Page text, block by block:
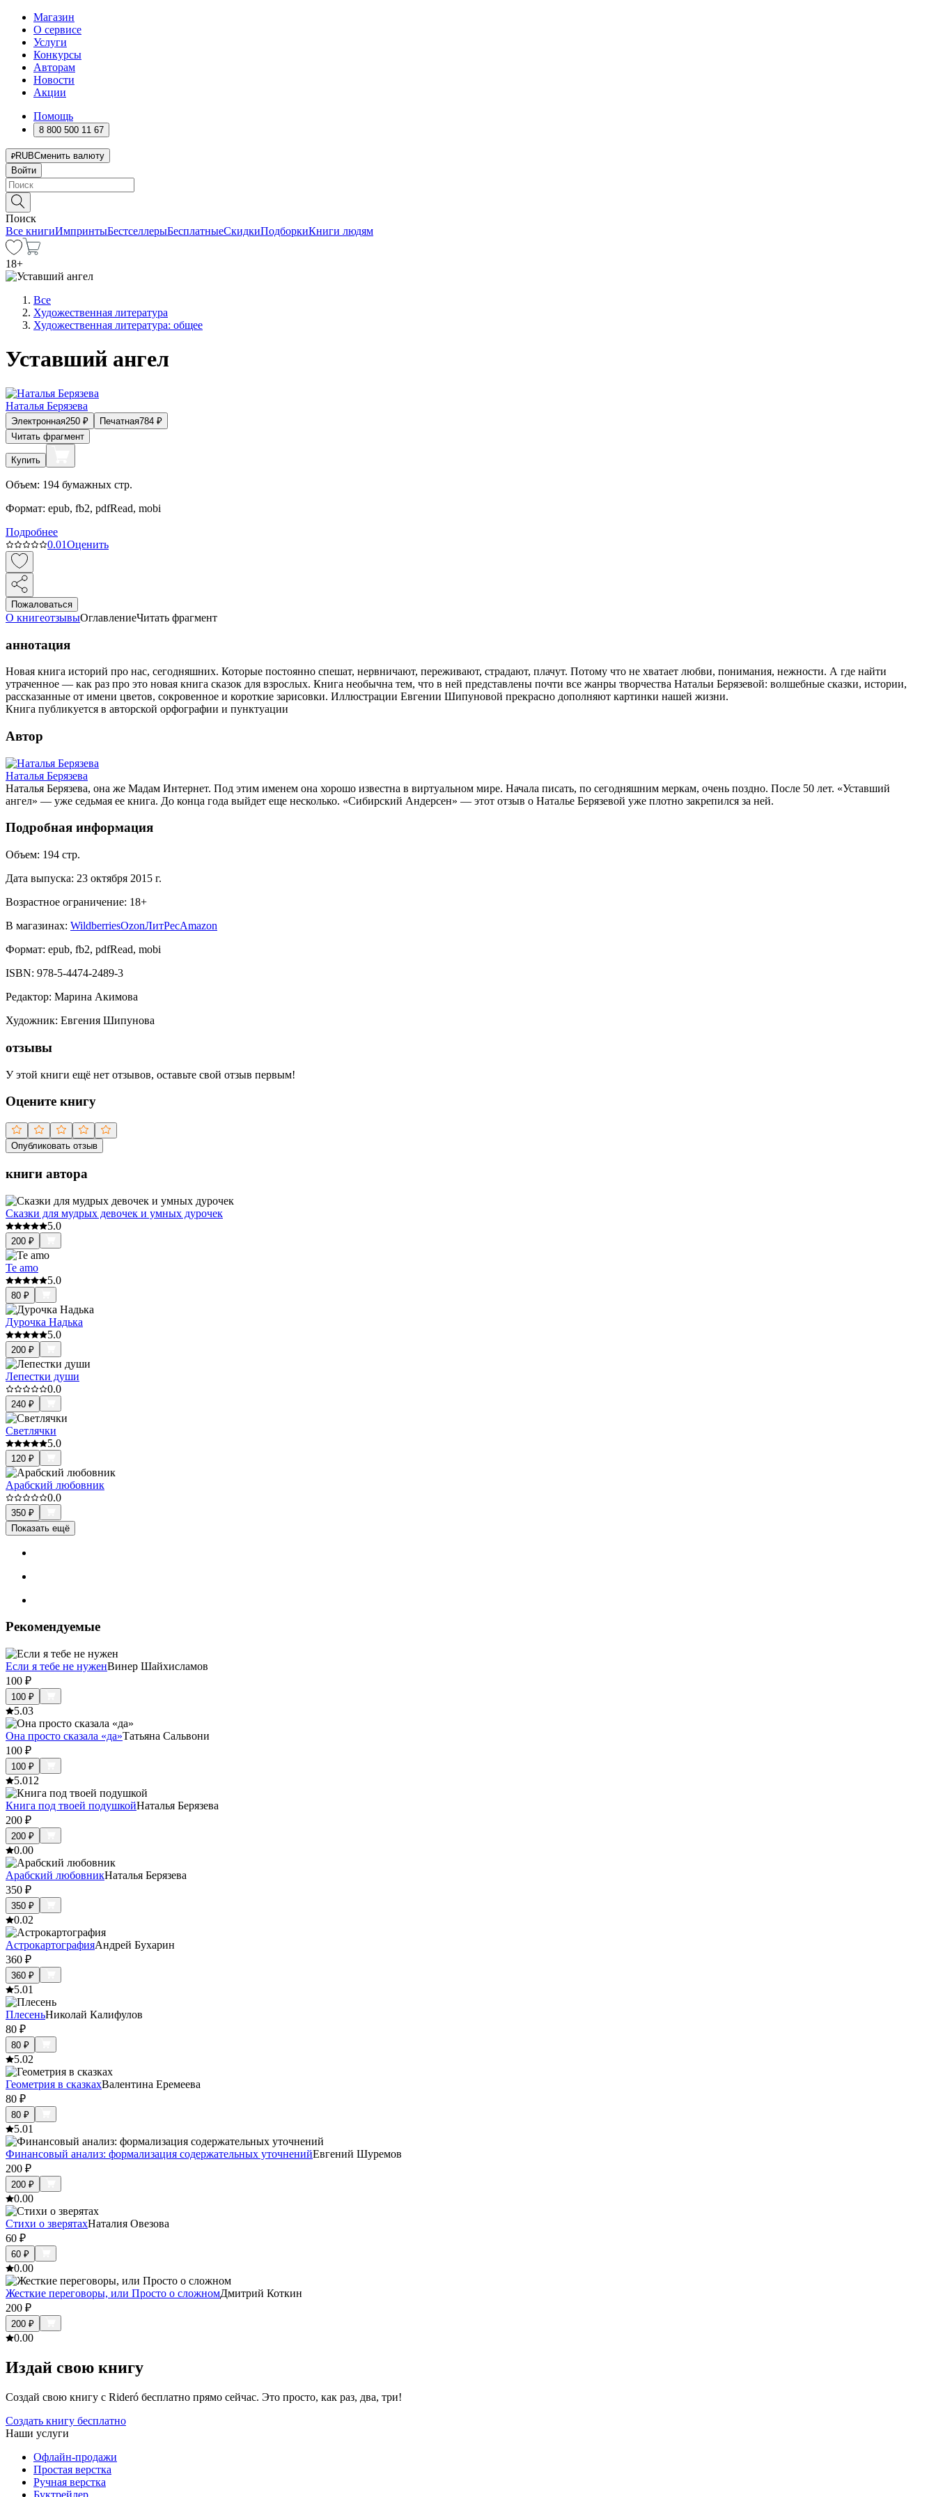
Магазин
О сервисе
Услуги
Конкурсы
Авторам
Новости
Акции
Помощь
8 800 500 11 67
RUBСменить валюту
Войти
Поиск
Все книгиИмпринтыБестселлерыБесплатныеСкидкиПодборкиКниги людям
18+
Все
Художественная литература
Художественная литература: общее
Уставший ангел
Наталья Берязева
Электронная250 ₽ Печатная784 ₽
Читать фрагмент
Купить
Объем: 194 бумажных стр.
Формат: epub, fb2, pdfRead, mobi
Подробнее
0.01Оценить
Пожаловаться
О книгеотзывыОглавлениеЧитать фрагмент
аннотация
Новая книга историй про нас, сегодняшних. Которые постоянно спешат, нервничают, переживают, страдают, плачут. Потому что не хватает любви, понимания, нежности. А где найти
утраченное — как раз про это новая книга сказок для взрослых. Книга необычна тем, что в ней представлены почти все жанры творчества Натальи Берязевой: волшебные сказки, истории,
рассказанные от имени цветов, сокровенное и короткие зарисовки. Иллюстрации Евгении Шипуновой прекрасно дополняют картинки нашей жизни.
Книга публикуется в авторской орфографии и пунктуации
Автор
Наталья Берязева
Наталья Берязева, она же Мадам Интернет. Под этим именем она хорошо известна в виртуальном мире. Начала писать, по сегодняшним меркам, очень поздно. После 50 лет. «Уставший
ангел» — уже седьмая ее книга. До конца года выйдет еще несколько. «Сибирский Андерсен» — этот отзыв о Наталье Берязевой уже плотно закрепился за ней.
Подробная информация
Объем: 194 стр.
Дата выпуска: 23 октября 2015 г.
Возрастное ограничение: 18+
В магазинах: WildberriesOzonЛитРесAmazon
Формат: epub, fb2, pdfRead, mobi
ISBN: 978-5-4474-2489-3
Редактор: Марина Акимова
Художник: Евгения Шипунова
отзывы
У этой книги ещё нет отзывов, оставьте свой отзыв первым!
Оцените книгу
Опубликовать отзыв
книги автора
Cказки для мудрых девочек и умных дурочек
5.0
200 ₽
Te amo
5.0
80 ₽
Дурочка Надька
5.0
200 ₽
Лепестки души
0.0
240 ₽
Светлячки
5.0
120 ₽
Арабский любовник
0.0
350 ₽
Показать ещё
Рекомендуемые
Если я тебе не нуженВинер Шайхисламов
100 ₽
100 ₽
5.03
Она просто сказала «да»Татьяна Сальвони
100 ₽
100 ₽
5.012
Книга под твоей подушкойНаталья Берязева
200 ₽
200 ₽
0.00
Арабский любовникНаталья Берязева
350 ₽
350 ₽
0.02
АстрокартографияАндрей Бухарин
360 ₽
360 ₽
5.01
ПлесеньНиколай Калифулов
80 ₽
80 ₽
5.02
Геометрия в сказкахВалентина Еремеева
80 ₽
80 ₽
5.01
Финансовый анализ: формализация содержательных уточненийЕвгений Шуремов
200 ₽
200 ₽
0.00
Стихи о зверятахНаталия Овезова
60 ₽
60 ₽
0.00
Жесткие переговоры, или Просто о сложномДмитрий Коткин
200 ₽
200 ₽
0.00
Издай свою книгу
Создай свою книгу с Rideró бесплатно прямо сейчас. Это просто, как раз, два, три!
Создать книгу бесплатно
Наши услуги
Офлайн-продажи
Простая верстка
Ручная верстка
Буктрейлер